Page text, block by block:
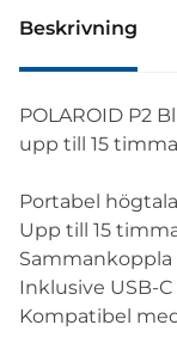
Beskrivning
POLAROID P2
upp till 15
Portabel
Upp till 15
Sammankoppla
Inklusive USB-
Kompatibel